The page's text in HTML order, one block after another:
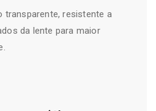
transparente, resistente a
da lente para maior